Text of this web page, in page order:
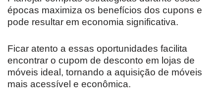
épocas maximiza os benefícios dos cupons e
pode resultar em economia significativa.
Ficar atento a essas oportunidades facilita
encontrar o cupom de desconto em lojas de
móveis ideal, tornando a aquisição de móveis
mais acessível e econômica.